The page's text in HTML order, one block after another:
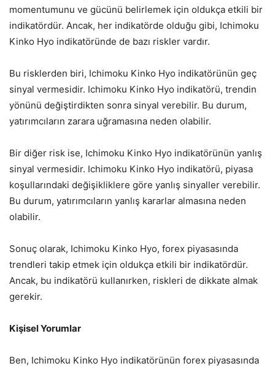
momentumunu ve gücünü belirlemek için oldukça etkili bir
indikatördür. Ancak, her indikatörde olduğu gibi, Ichimoku
Kinko Hyo indikatöründe de bazı riskler vardır.
Bu risklerden biri, Ichimoku Kinko Hyo indikatörünün geç
sinyal vermesidir. Ichimoku Kinko Hyo indikatörü, trendin
yönünü değiştirdikten sonra sinyal verebilir. Bu durum,
yatırımcıların zarara uğramasına neden olabilir.
Bir diğer risk ise, Ichimoku Kinko Hyo indikatörünün yanlış
sinyal vermesidir. Ichimoku Kinko Hyo indikatörü, piyasa
koşullarındaki değişikliklere göre yanlış sinyaller verebilir.
Bu durum, yatırımcıların yanlış kararlar almasına neden
olabilir.
Sonuç olarak, Ichimoku Kinko Hyo, forex piyasasında
trendleri takip etmek için oldukça etkili bir indikatördür.
Ancak, bu indikatörü kullanırken, riskleri de dikkate almak
gerekir.
Kişisel Yorumlar
Ben, Ichimoku Kinko Hyo indikatörünün forex piyasasında